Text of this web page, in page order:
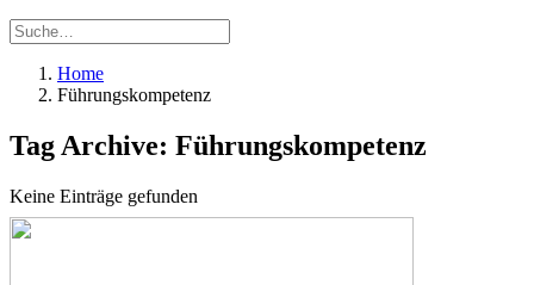
Home
Führungskompetenz
Tag Archive: Führungskompetenz
Keine Einträge gefunden